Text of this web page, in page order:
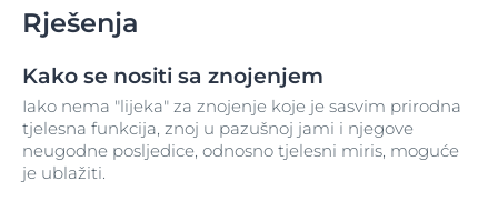
Rješenja
Kako se nositi sa znojenjem
Iako nema "lijeka" za znojenje koje je sasvim prirodna
tjelesna funkcija, znoj u pazušnoj jami i njegove
neugodne posljedice, odnosno tjelesni miris, moguće
je ublažiti.